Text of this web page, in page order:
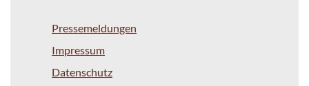
Pressemeldungen
Impressum
Datenschutz